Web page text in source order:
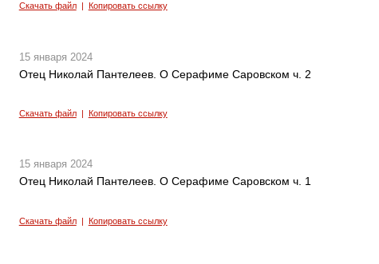
Скачать файл| Копировать ссылку
15 января 2024
Отец Николай Пантелеев. О Серафиме Саровском ч. 2
Скачать файл| Копировать ссылку
15 января 2024
Отец Николай Пантелеев. О Серафиме Саровском ч. 1
Скачать файл| Копировать ссылку